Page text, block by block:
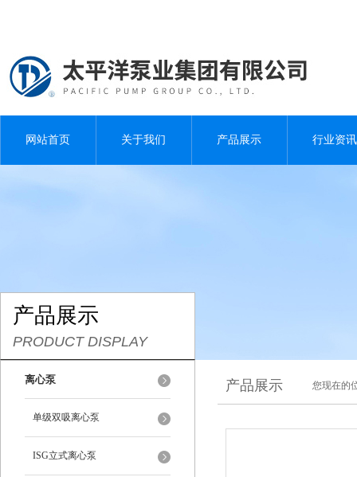
网站首页 关于我们 产品展示 行业资讯
产品展示
PRODUCT DISPLAY
离心泵
单级双吸离心泵
ISG立式离心泵
产品展示 您现在的